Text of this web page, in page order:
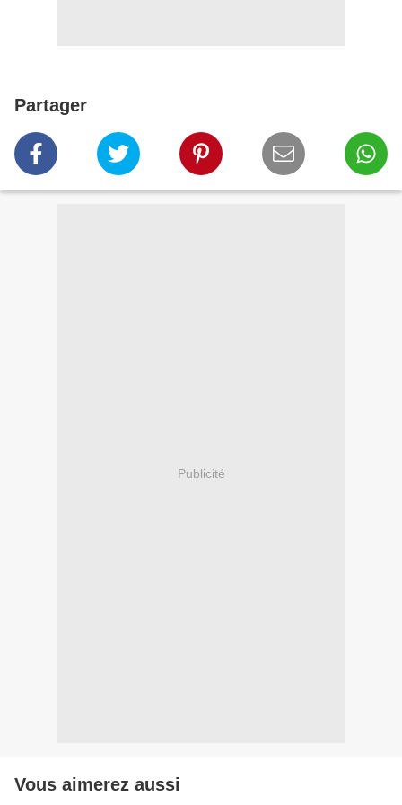
Partager
Publicité
Vous aimerez aussi